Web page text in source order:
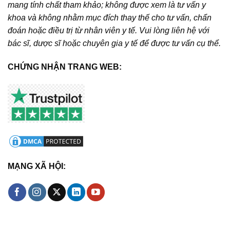
mang tính chất tham khảo; không được xem là tư vấn y
khoa và không nhằm mục đích thay thế cho tư vấn, chẩn
đoán hoặc điều trị từ nhân viên y tế. Vui lòng liên hệ với
bác sĩ, dược sĩ hoặc chuyên gia y tế để được tư vấn cụ thể.
CHỨNG NHẬN TRANG WEB:
MẠNG XÃ HỘI: